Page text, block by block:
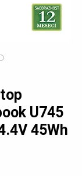
U745
45Wh